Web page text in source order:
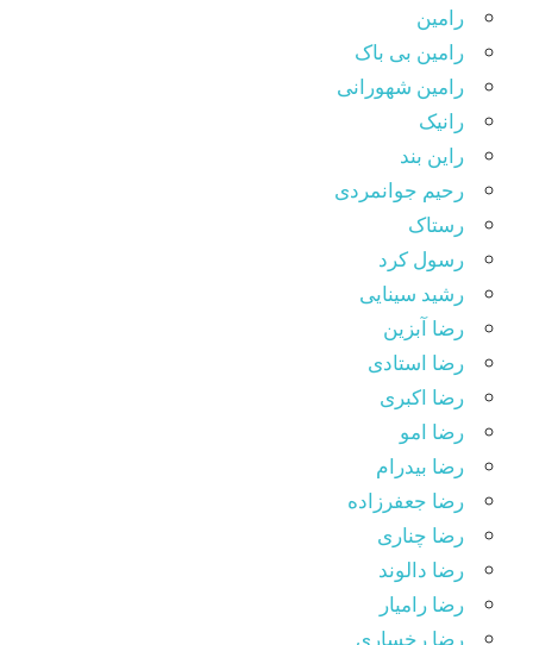
رامین
رامین بی باک
رامین شهورانی
رانیک
راین بند
رحیم جوانمردی
رستاک
رسول کرد
رشید سینایی
رضا آبزین
رضا استادی
رضا اکبری
رضا امو
رضا بیدرام
رضا جعفرزاده
رضا چناری
رضا دالوند
رضا رامیار